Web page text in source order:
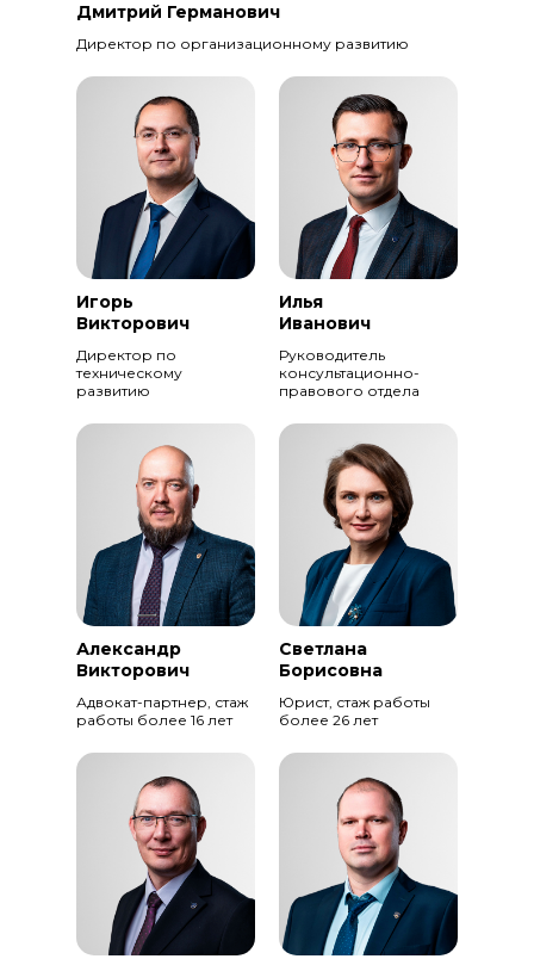
Игорь
Викторович
Директор по
техническому
развитию
Дмитрий Германович
Директор по организационному развитию
Илья
Иванович
Руководитель
консультационно-
правового отдела
Александр
Викторович
Адвокат-партнер, стаж
работы более 16 лет
Светлана
Борисовна
Юрист, стаж работы
более 26 лет